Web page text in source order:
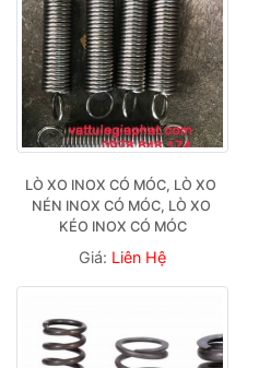
LÒ XO INOX CÓ MÓC, LÒ XO
NÉN INOX CÓ MÓC, LÒ XO
KÉO INOX CÓ MÓC
Giá: Liên Hệ